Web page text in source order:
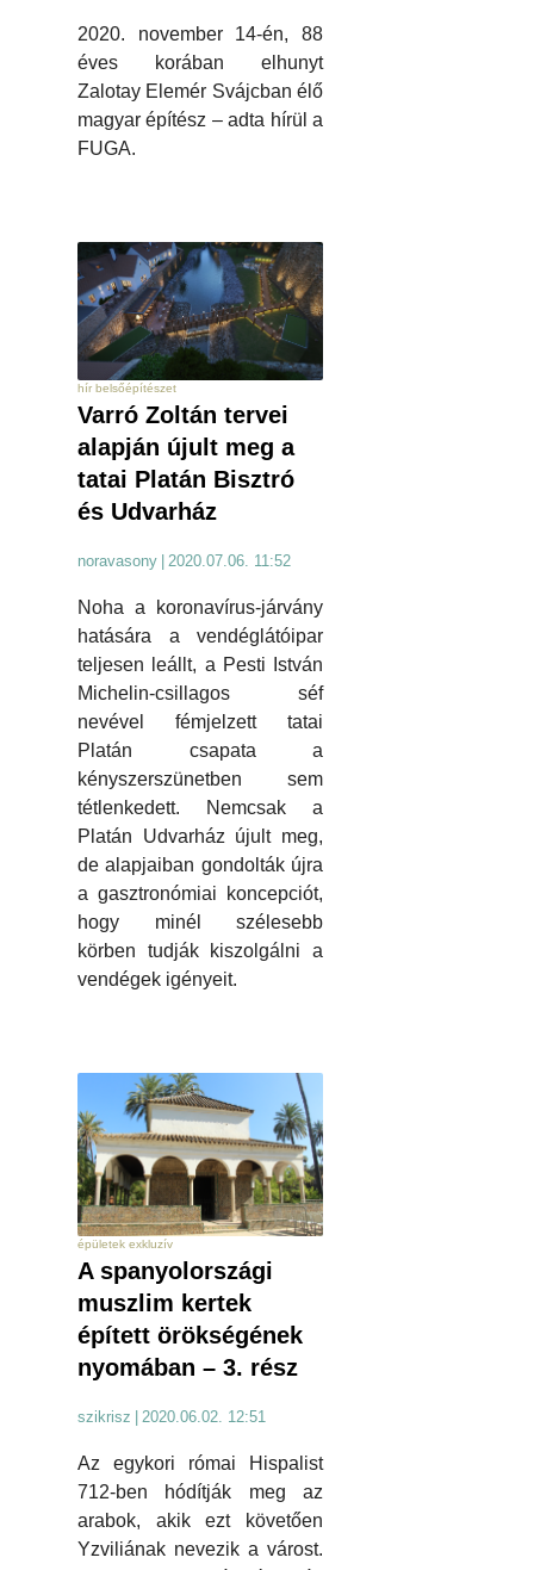
2020. november 14-én, 88
éves korában elhunyt
Zalotay Elemér Svájcban élő
magyar építész – adta hírül a
FUGA.
hír belsőépítészet
Varró Zoltán tervei
alapján újult meg a
tatai Platán Bisztró
és Udvarház
noravasony 2020.07.06. 11:52
Noha a koronavírus-járvány
hatására a vendéglátóipar
teljesen leállt, a Pesti István
Michelin-csillagos séf
nevével fémjelzett tatai
Platán csapata a
kényszerszünetben sem
tétlenkedett. Nemcsak a
Platán Udvarház újult meg,
de alapjaiban gondolták újra
a gasztronómiai koncepciót,
hogy minél szélesebb
körben tudják kiszolgálni a
vendégek igényeit.
épületek exkluzív
A spanyolországi
muszlim kertek
épített örökségének
nyomában – 3. rész
szikrisz | 2020.06.02. 12:51
Az egykori római Hispalist
712-ben hódítják meg az
arabok, akik ezt követően
Yzviliának nevezik a várost.